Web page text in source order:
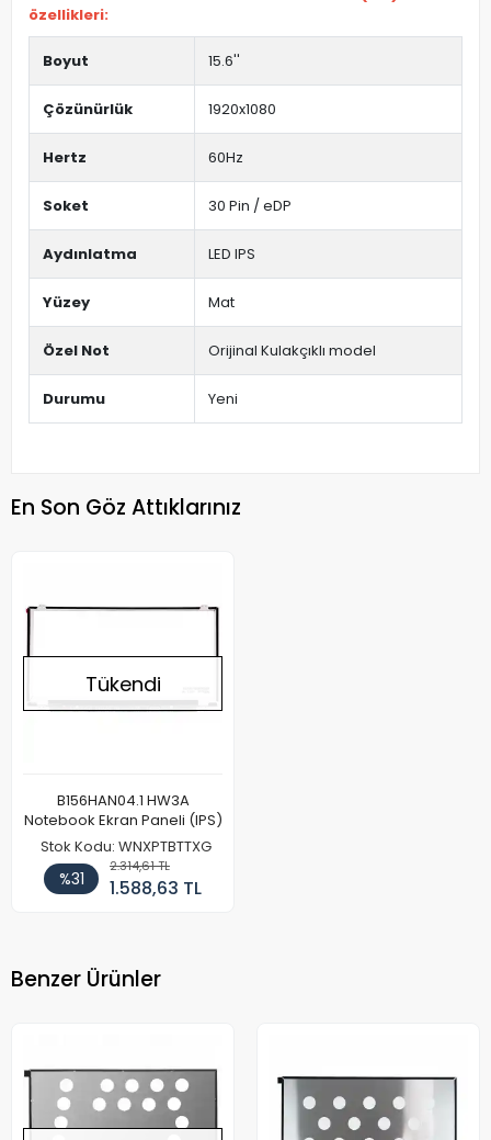
özellikleri:
Boyut 15.6''
Çözünürlük 1920x1080
Hertz 60Hz
Soket 30 Pin / eDP
Aydınlatma LED IPS
Yüzey Mat
Özel Not Orijinal Kulakçıklı model
Durumu Yeni
En Son Göz Attıklarınız
Tükendi
B156HAN04.1 HW3A
Notebook Ekran Paneli (IPS)
Stok Kodu: WNXPTBTTXG
%31
2.314,61 TL
1.588,63 TL
Benzer Ürünler